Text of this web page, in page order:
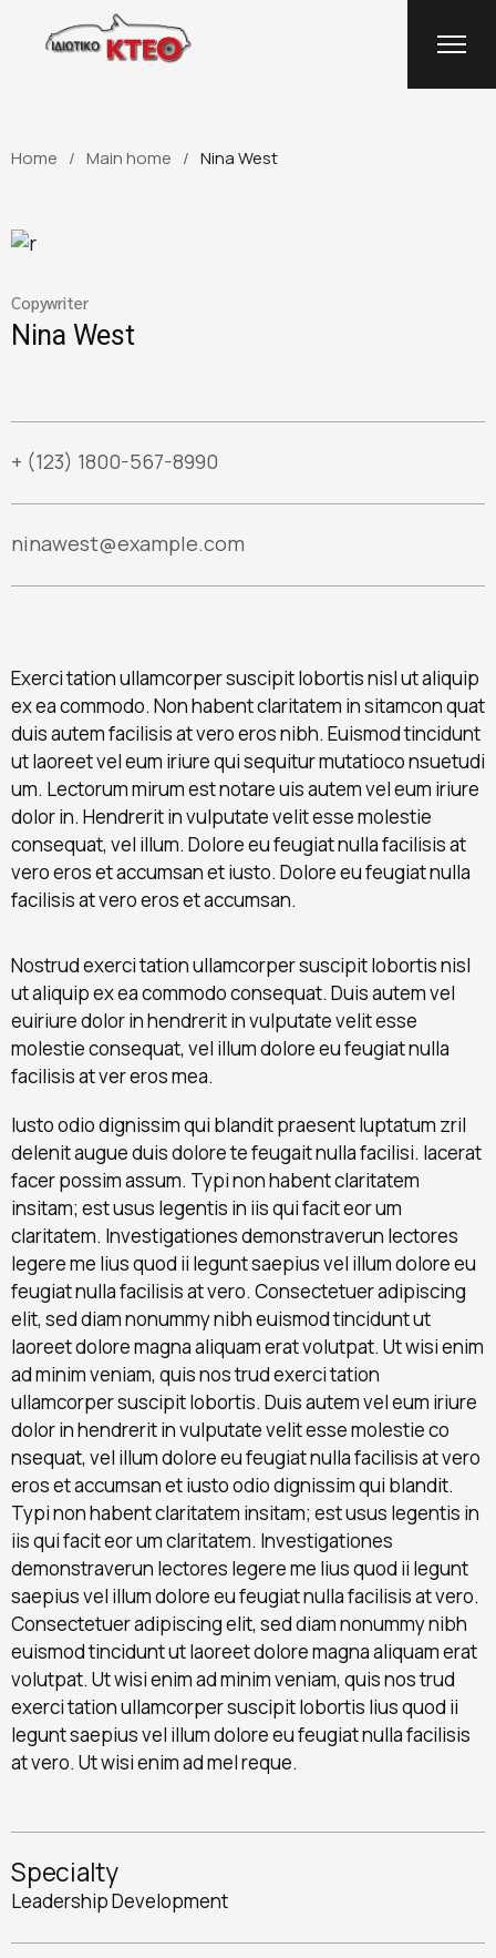
Home Main home Nina West
Copywriter
Nina West
+ (123) 1800-567-8990
ninawest@example.com
Exerci tation ullamcorper suscipit lobortis nisl ut aliquip
ex ea commodo. Non habent claritatem in sitamcon quat
duis autem facilisis at vero eros nibh. Euismod tincidunt
ut laoreet vel eum iriure qui sequitur mutatioco nsuetudi
um. Lectorum mirum est notare uis autem vel eum iriure
dolor in. Hendrerit in vulputate velit esse molestie
consequat, vel illum. Dolore eu feugiat nulla facilisis at
vero eros et accumsan et iusto. Dolore eu feugiat nulla
facilisis at vero eros et accumsan.
Nostrud exerci tation ullamcorper suscipit lobortis nisl
ut aliquip ex ea commodo consequat. Duis autem vel
euiriure dolor in hendrerit in vulputate velit esse
molestie consequat, vel illum dolore eu feugiat nulla
facilisis at ver eros mea.
Iusto odio dignissim qui blandit praesent luptatum zril
delenit augue duis dolore te feugait nulla facilisi. lacerat
facer possim assum. Typi non habent claritatem
insitam; est usus legentis in iis qui facit eor um
claritatem. Investigationes demonstraverun lectores
legere me lius quod ii legunt saepius vel illum dolore eu
feugiat nulla facilisis at vero. Consectetuer adipiscing
elit, sed diam nonummy nibh euismod tincidunt ut
laoreet dolore magna aliquam erat volutpat. Ut wisi enim
ad minim veniam, quis nos trud exerci tation
ullamcorper suscipit lobortis. Duis autem vel eum iriure
dolor in hendrerit in vulputate velit esse molestie co
nsequat, vel illum dolore eu feugiat nulla facilisis at vero
eros et accumsan et iusto odio dignissim qui blandit.
Typi non habent claritatem insitam; est usus legentis in
iis qui facit eor um claritatem. Investigationes
demonstraverun lectores legere me lius quod ii legunt
saepius vel illum dolore eu feugiat nulla facilisis at vero.
Consectetuer adipiscing elit, sed diam nonummy nibh
euismod tincidunt ut laoreet dolore magna aliquam erat
volutpat. Ut wisi enim ad minim veniam, quis nos trud
exerci tation ullamcorper suscipit lobortis lius quod ii
legunt saepius vel illum dolore eu feugiat nulla facilisis
at vero. Ut wisi enim ad mel reque.
Specialty
Leadership Development